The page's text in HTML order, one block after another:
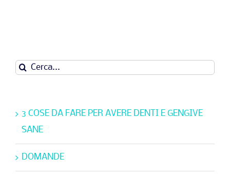
DENTI
E
SANE
Cerca
3 COSE DA FARE PER AVERE DENTI E GENGIVE
SANE
DOMANDE